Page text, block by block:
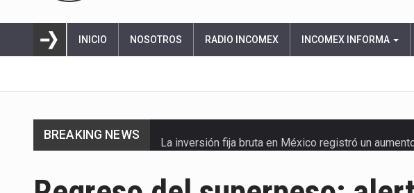
INICIO NOSOTROS RADIO INCOMEX INCOMEX INFORMA
BREAKING NEWS La inversión fija bruta en México registró un